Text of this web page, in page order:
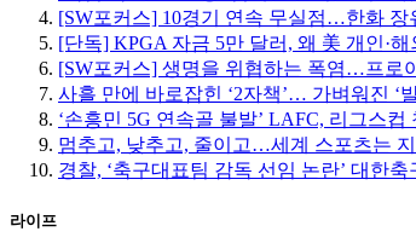
[SW포커스] 10경기 연속 무실점…한화 장
[단독] KPGA 자금 5만 달러, 왜 美 개인·
[SW포커스] 생명을 위협하는 폭염…프로
사흘 만에 바로잡힌 ‘2자책’… 가벼워진 ‘
‘손흥민 5G 연속골 불발’ LAFC, 리그스
멈추고, 낮추고, 줄이고…세계 스포츠는
경찰, ‘축구대표팀 감독 선임 논란’ 대한
라이프